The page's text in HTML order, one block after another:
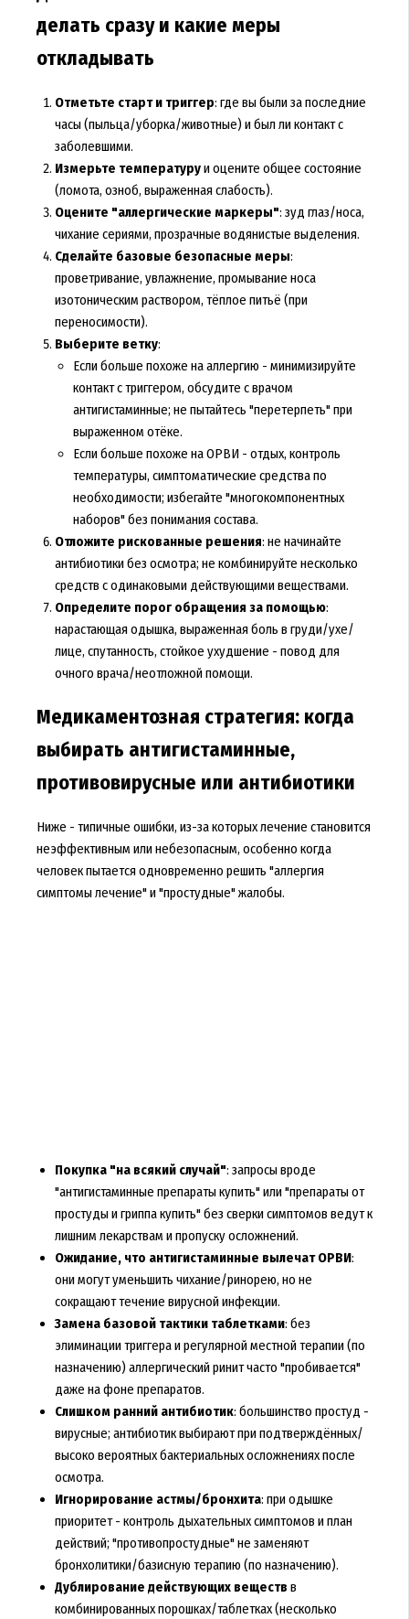
делать сразу и какие меры
откладывать
Отметьте старт и триггер: где вы были за последние
часы (пыльца/уборка/животные) и был ли контакт с
заболевшими.
Измерьте температуруи оцените общее состояние
(ломота, озноб, выраженная слабость).
Оцените "аллергические маркеры": зуд глаз/носа,
чихание сериями, прозрачные водянистые выделения.
Сделайте базовые безопасные меры:
проветривание, увлажнение, промывание носа
изотоническим раствором, тёплое питьё (при
переносимости).
Выберите ветку:
Если больше похоже на аллергию - минимизируйте
контакт с триггером, обсудите с врачом
антигистаминные; не пытайтесь "перетерпеть" при
выраженном отёке.
Если больше похоже на ОРВИ - отдых, контроль
температуры, симптоматические средства по
необходимости; избегайте "многокомпонентных
наборов" без понимания состава.
Отложите рискованные решения: не начинайте
антибиотики без осмотра; не комбинируйте несколько
средств с одинаковыми действующими веществами.
Определите порог обращения за помощью:
нарастающая одышка, выраженная боль в груди/ухе/
лице, спутанность, стойкое ухудшение - повод для
очного врача/неотложной помощи.
Медикаментозная стратегия: когда
выбирать антигистаминные,
противовирусные или антибиотики
Ниже - типичные ошибки, из-за которых лечение становится
неэффективным или небезопасным, особенно когда
человек пытается одновременно решить "аллергия
симптомы лечение" и "простудные" жалобы.
Покупка "на всякий случай": запросы вроде
"антигистаминные препараты купить" или "препараты от
простуды и гриппа купить" без сверки симптомов ведут к
лишним лекарствам и пропуску осложнений.
Ожидание, что антигистаминные вылечат ОРВИ:
они могут уменьшить чихание/ринорею, но не
сокращают течение вирусной инфекции.
Замена базовой тактики таблетками: без
элиминации триггера и регулярной местной терапии (по
назначению) аллергический ринит часто "пробивается"
даже на фоне препаратов.
Слишком ранний антибиотик: большинство простуд -
вирусные; антибиотик выбирают при подтверждённых/
высоко вероятных бактериальных осложнениях после
осмотра.
Игнорирование астмы/бронхита: при одышке
приоритет - контроль дыхательных симптомов и план
действий; "противопростудные" не заменяют
бронхолитики/базисную терапию (по назначению).
Дублирование действующих веществ в
комбинированных порошках/таблетках (несколько